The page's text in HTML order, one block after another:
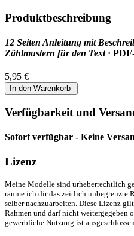
Produktbeschreibung
12 Seiten Anleitung mit
Zählmustern für den Text·
5,95 €
Verfügbarkeit und
Sofort verfügbar - Keine
Lizenz
Meine Modelle sind urheberrechtlich
räume ich dir das zeitlich
selber nachzuarbeiten. Diese Lizenz
Rahmen und darf nicht weitergegeben
gewerbliche Nutzung ist